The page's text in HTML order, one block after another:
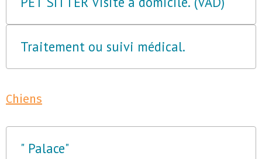
Traitement ou suivi médical.
Chiens
" Palace"